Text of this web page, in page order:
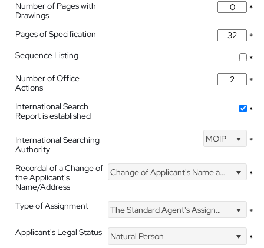
Number of Pages with
Drawings
*
Pages of Specification
*
Sequence Listing
*
Number of Office
Actions
*
International Search
Report is established
*
International Searching
Authority
MOIP *
Recordal of a Change of
the Applicant's
Name/Address
Change of Applicant's Name and Address *
Type of Assignment The Standard Agent's Assignment
*
Applicant's Legal Status
Natural Person
*